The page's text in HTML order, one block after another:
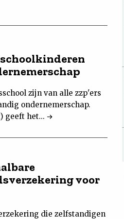
zijn van alle zzp'ers
ondernemerschap.
geeft het...
voor
die zelfstandigen